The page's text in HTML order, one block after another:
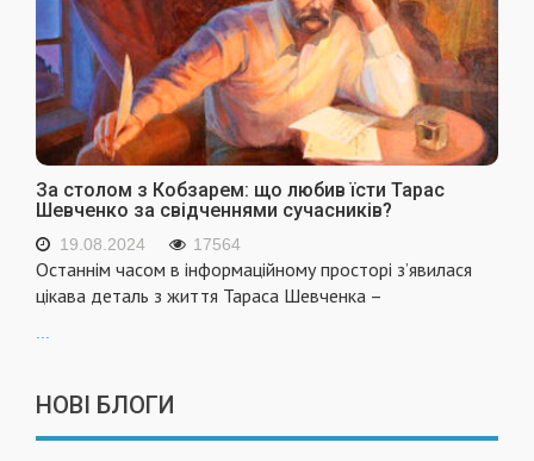
За столом з Кобзарем: що любив їсти Тарас
Шевченко за свідченнями сучасників?
19.08.2024 17564
Останнім часом в інформаційному просторі з’явилася
цікава деталь з життя Тараса Шевченка –
НОВІ БЛОГИ